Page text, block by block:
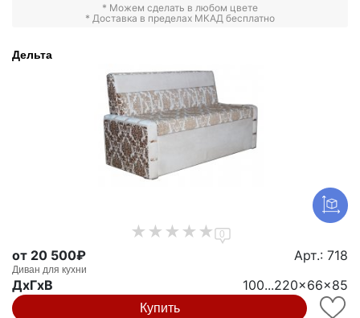
* Можем сделать в любом цвете
* Доставка в пределах МКАД бесплатно
Дельта
0
от 20 500₽ Арт.: 718
Диван для кухни
ДxГxВ 100...220x66x85
Купить